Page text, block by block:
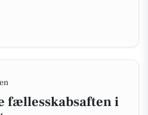
fællesskabsaften i